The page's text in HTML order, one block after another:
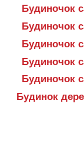
Будиночок
Будиночок
Будиночок
Будиночок
Будиночок
Будинок